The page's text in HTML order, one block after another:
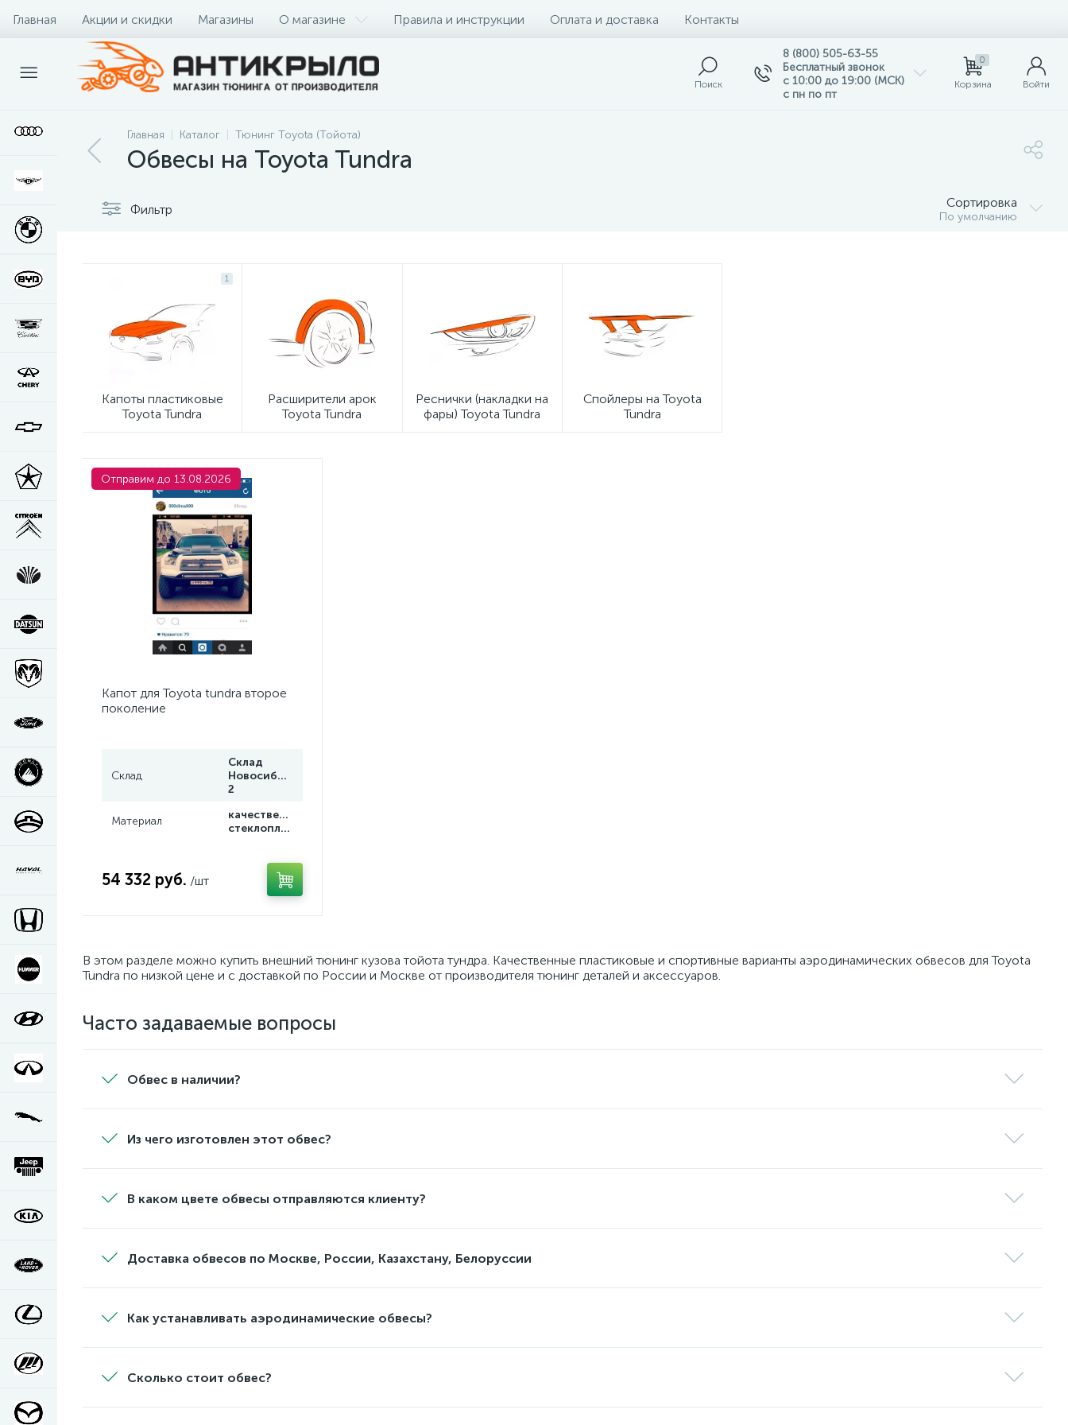
Главная Акции и скидки Магазины О магазине Правила и инструкции Оплата и доставка Контакты
Поиск
8 (800) 505-63-55
Бесплатный звонок
с 10:00 до 19:00 (МСК)
с пн по пт
0
Корзина Войти
Главная Каталог Тюнинг Toyota (Тойота)
Обвесы на Toyota Tundra
Фильтр Сортировка
По умолчанию
1
Капоты пластиковые
Toyota Tundra
Расширители арок
Toyota Tundra
Реснички (накладки на
фары) Toyota Tundra
Спойлеры на Toyota
Tundra
Отправим до 13.08.2026
Капот для Toyota tundra второе
поколение
Склад
Склад
Новосибирск
2
Материал
качественный
стеклопластик
54 332 руб. /шт
В этом разделе можно купить внешний тюнинг кузова тойота тундра. Качественные пластиковые и спортивные варианты аэродинамических обвесов для Toyota
Tundra по низкой цене и с доставкой по России и Москве от производителя тюнинг деталей и аксессуаров.
Часто задаваемые вопросы
Обвес в наличии?
Из чего изготовлен этот обвес?
В каком цвете обвесы отправляются клиенту?
Доставка обвесов по Москве, России, Казахстану, Белоруссии
Как устанавливать аэродинамические обвесы?
Сколько стоит обвес?